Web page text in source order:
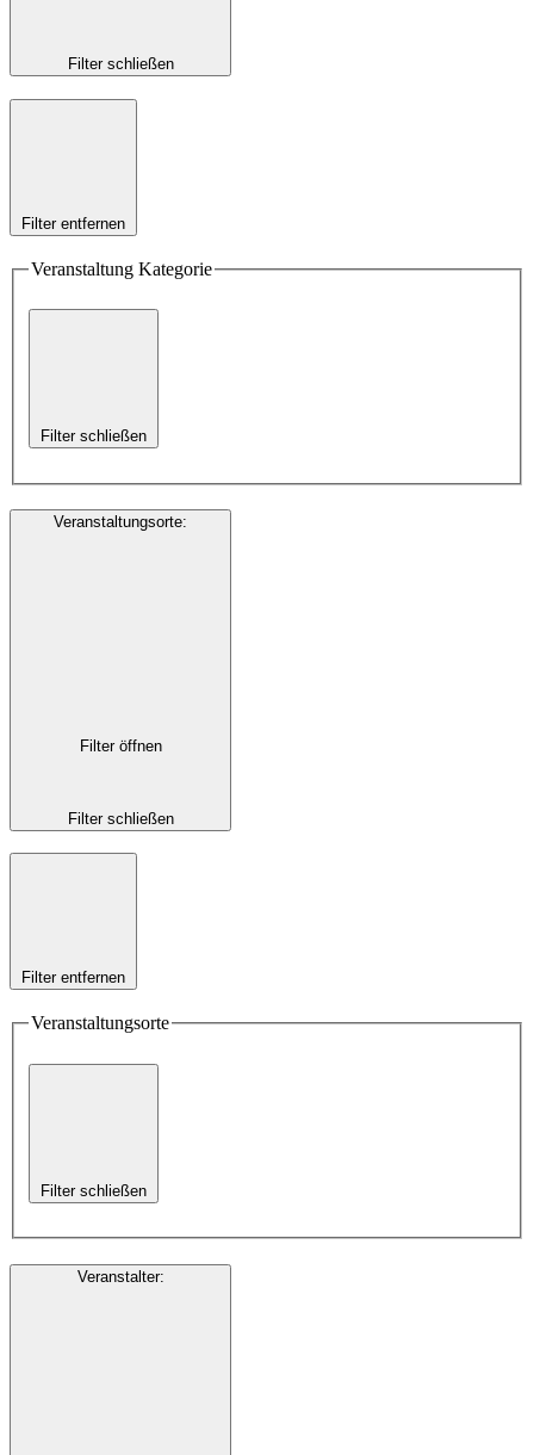
Filter schließen
Filter entfernen
Veranstaltung Kategorie
Filter schließen
Veranstaltungsorte:
Filter öffnen
Filter schließen
Filter entfernen
Veranstaltungsorte
Filter schließen
Veranstalter: